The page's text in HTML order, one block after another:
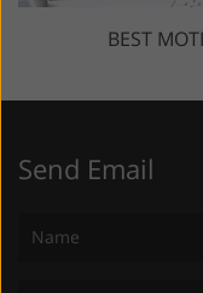
BEST
Send Email